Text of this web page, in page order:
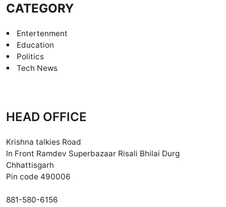
CATEGORY
Entertenment
Education
Politics
Tech News
HEAD OFFICE
Krishna talkies Road
In Front Ramdev Superbazaar Risali Bhilai Durg
Chhattisgarh
Pin code 490006
881-580-6156